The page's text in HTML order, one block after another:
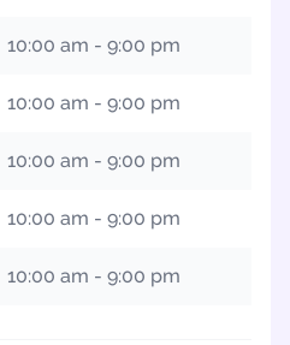
10:00 am - 9:00 pm
10:00 am - 9:00 pm
10:00 am - 9:00 pm
10:00 am - 9:00 pm
10:00 am - 9:00 pm